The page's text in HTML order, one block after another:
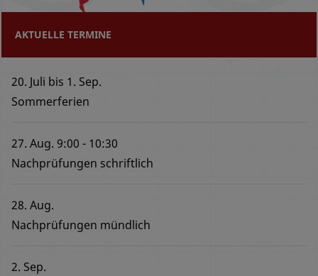
AKTUELLE TERMINE
20. Juli bis 1. Sep.
Sommerferien
27. Aug. 9:00
10:30
Nachprüfungen schriftlich
28. Aug.
Nachprüfungen mündlich
2. Sep.